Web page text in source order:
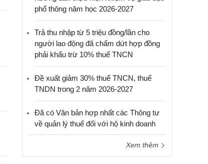
phổ thông năm học 2026-2027
Trả thu nhập từ 5 triệu đồng/lần cho
người lao động đã chấm dứt hợp đồng
phải khấu trừ 10% thuế TNCN
Đề xuất giảm 30% thuế TNCN, thuế
TNDN trong 2 năm 2026-2027
Đã có Văn bản hợp nhất các Thông tư
về quản lý thuế đối với hộ kinh doanh
Xem thêm